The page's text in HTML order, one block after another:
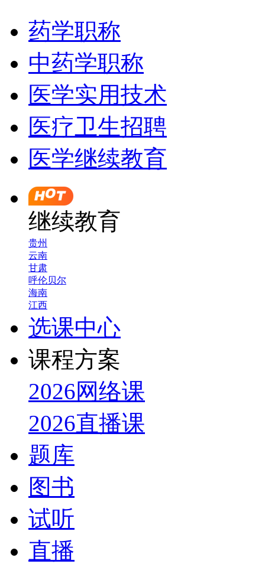
药学职称
中药学职称
医学实用技术
医疗卫生招聘
医学继续教育
继续教育
贵州
云南
甘肃
呼伦贝尔
海南
江西
选课中心
课程方案
2026网络课
2026直播课
题库
图书
试听
直播